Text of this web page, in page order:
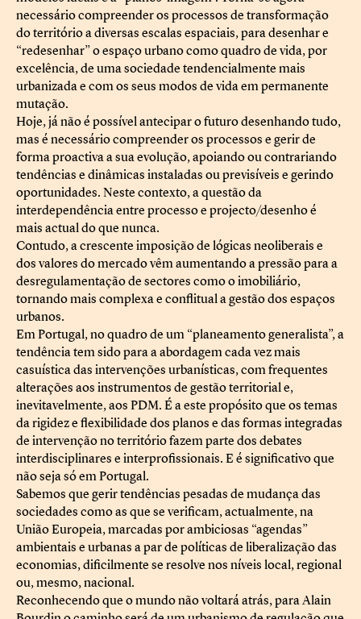
necessário compreender os processos de transformação
do território a diversas escalas espaciais, para desenhar e
“redesenhar” o espaço urbano como quadro de vida, por
excelência, de uma sociedade tendencialmente mais
urbanizada e com os seus modos de vida em permanente
mutação.
Hoje, já não é possível antecipar o futuro desenhando tudo,
mas é necessário compreender os processos e gerir de
forma proactiva a sua evolução, apoiando ou contrariando
tendências e dinâmicas instaladas ou previsíveis e gerindo
oportunidades. Neste contexto, a questão da
interdependência entre processo e projecto/desenho é
mais actual do que nunca.
Contudo, a crescente imposição de lógicas neoliberais e
dos valores do mercado vêm aumentando a pressão para a
desregulamentação de sectores como o imobiliário,
tornando mais complexa e conflitual a gestão dos espaços
urbanos.
Em Portugal, no quadro de um “planeamento generalista”, a
tendência tem sido para a abordagem cada vez mais
casuística das intervenções urbanísticas, com frequentes
alterações aos instrumentos de gestão territorial e,
inevitavelmente, aos PDM. É a este propósito que os temas
da rigidez e flexibilidade dos planos e das formas integradas
de intervenção no território fazem parte dos debates
interdisciplinares e interprofissionais. E é significativo que
não seja só em Portugal.
Sabemos que gerir tendências pesadas de mudança das
sociedades como as que se verificam, actualmente, na
União Europeia, marcadas por ambiciosas “agendas”
ambientais e urbanas a par de políticas de liberalização das
economias, dificilmente se resolve nos níveis local, regional
ou, mesmo, nacional.
Reconhecendo que o mundo não voltará atrás, para Alain